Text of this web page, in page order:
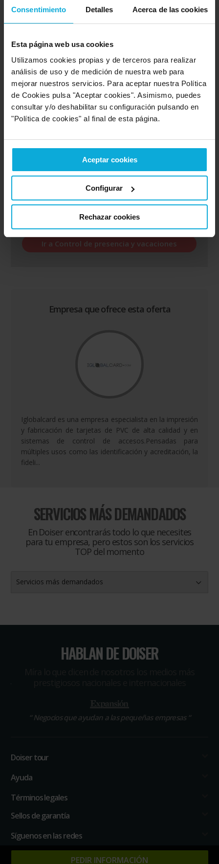
Consentimiento Detalles Acerca de las cookies
Esta página web usa cookies
Utilizamos cookies propias y de terceros para realizar
análisis de uso y de medición de nuestra web para
mejorar nuestros servicios. Para aceptar nuestra Política
de Cookies pulsa "Aceptar cookies". Asimismo, puedes
consultar y/o deshabilitar su configuración pulsando en
"Política de cookies" al final de esta página.
Aceptar cookies
Configurar
Rechazar cookies
nivel de seguridad.
Control de accesos estándar como la zona horaria,
Alarma de coacción.
Opción de display y multilenguaje.
¿Qué te ofrecemos con esta oferta del sistema de
control de presencia EM42?
Terminal EM42 para el control de presencia de
por solo 350,00 € + IVA(PVP: 650,00 € + IVA)
Precio para sistema con licencia básica.
presencia y vacaciones
Ir a Control de presencia y vacaciones
Empresa que ofrece esta oferta
Iglobalcard es una empresa especialista en la impresión
y fabricación de tarjetas de PVC de alta calidad y en
sistemas de control de accesos.Pensadas para
múltiples usos como las identificación y acreditación, la
fideli...
SERVICIOS MÁS DEMANDADOS
En Doiser encontrarás todo lo que necesites
para tu empresa, pero estos son los servicios
TOP del momento
Servicios más demandados
HABLAN DE DOISER
“Negocios que ayudan a las pequeñas empresas “
Doiser tour
Ayuda
Términos legales
Sellos de garantía
Síguenos en las redes
PEDIR INFORMACIÓN